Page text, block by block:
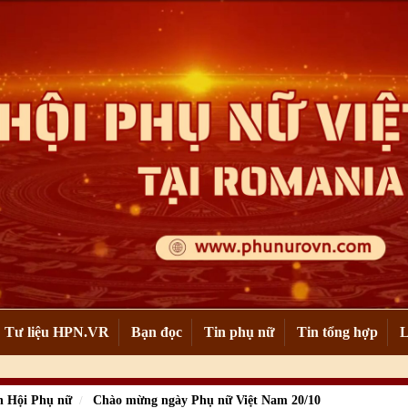
Tư liệu HPN.VR Bạn đọc Tin phụ nữ Tin tổng hợp
Hội Phụ nữ Chào mừng ngày Phụ nữ Việt Nam 20/10